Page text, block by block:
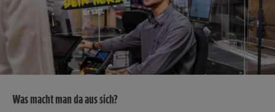
Was macht man da aus sich?